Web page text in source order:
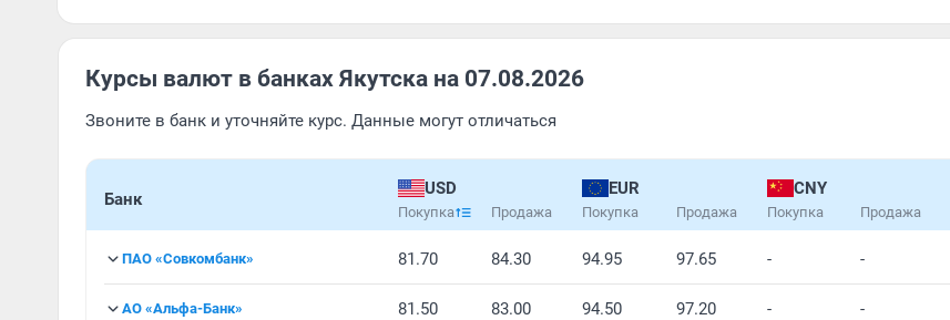
Курсы валют в банках Якутска на 07.08.2026
Звоните в банк и уточняйте курс. Данные могут отличаться
Банк
USD
Покупка Продажа
EUR
Покупка Продажа
CNY
Покупка Продажа
ПАО «Совкомбанк» 81.70 84.30 94.95 97.65 - -
АО «Альфа-Банк» 81.50 83.00 94.50 97.20 - -